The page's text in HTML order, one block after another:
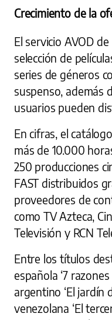
Crecimiento de la
El servicio AVOD
selección de
series de géneros
suspenso, además
usuarios pueden
En cifras, el
más de 10.000
250 producciones
FAST distribuidos
proveedores de
como TV Azteca,
Televisión y RCN
Entre los títulos
española ‘7
argentino ‘El jardín
venezolana ‘El